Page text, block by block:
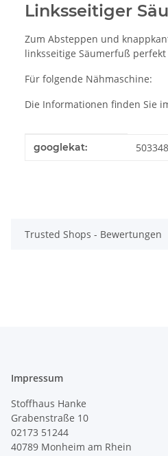
Linksseitiger
Zum Absteppen und
linksseitige Säumerfuß perfekt
Für folgende Nähmaschine:
Die Informationen finden Sie
Produkteigenschaft
Wert
googlekat: 503348
Trusted Shops - Bewertungen
Impressum
Stoffhaus Hanke
Grabenstraße 10
02173 51244
40789 Monheim am Rhein